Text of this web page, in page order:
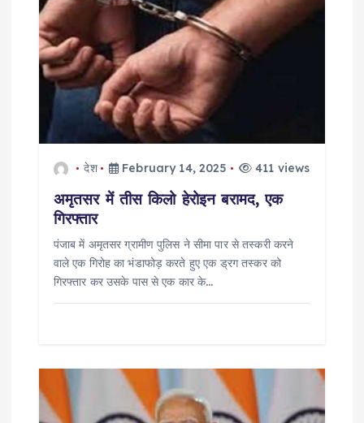
g
a
देश February 14, 2025 411 views
अमृतसर में तीस किलो हेरोइन बरामद, एक
गिरफ्तार
पंजाब में अमृतसर ग्रामीण पुलिस ने सीमा पार से तस्करी करने
वाले एक गिरोह का भंडाफोड़ करते हुए एक ड्रग तस्कर को
गिरफ्तार कर उसके पास से एक कार के…